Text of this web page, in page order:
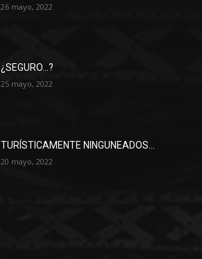
26 mayo, 2022
¿SEGURO…?
25 mayo, 2022
TURÍSTICAMENTE NINGUNEADOS…
20 mayo, 2022